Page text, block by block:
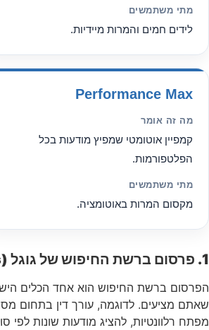
מתי משתמשים
לידים חמים והמרות מיידיות.
Performance Max
מה זה אומר
קמפיין אוטומטי שמפיץ מודעות בכל
הפלטפורמות.
מתי משתמשים
מקסום המרות באוטומציה.
1. פרסום ברשת החיפוש של גוגל (Search Ads)
הפרסום ברשת החיפוש הוא אחד הכלים
שאתם מציעים. לדוגמה, עורך דין בתחום
מפתח רלוונטיות, להציג מודעות שונות